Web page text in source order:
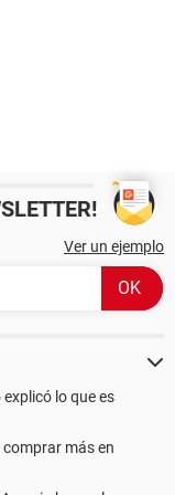
Ver un ejemplo
lo que es
comprar más en